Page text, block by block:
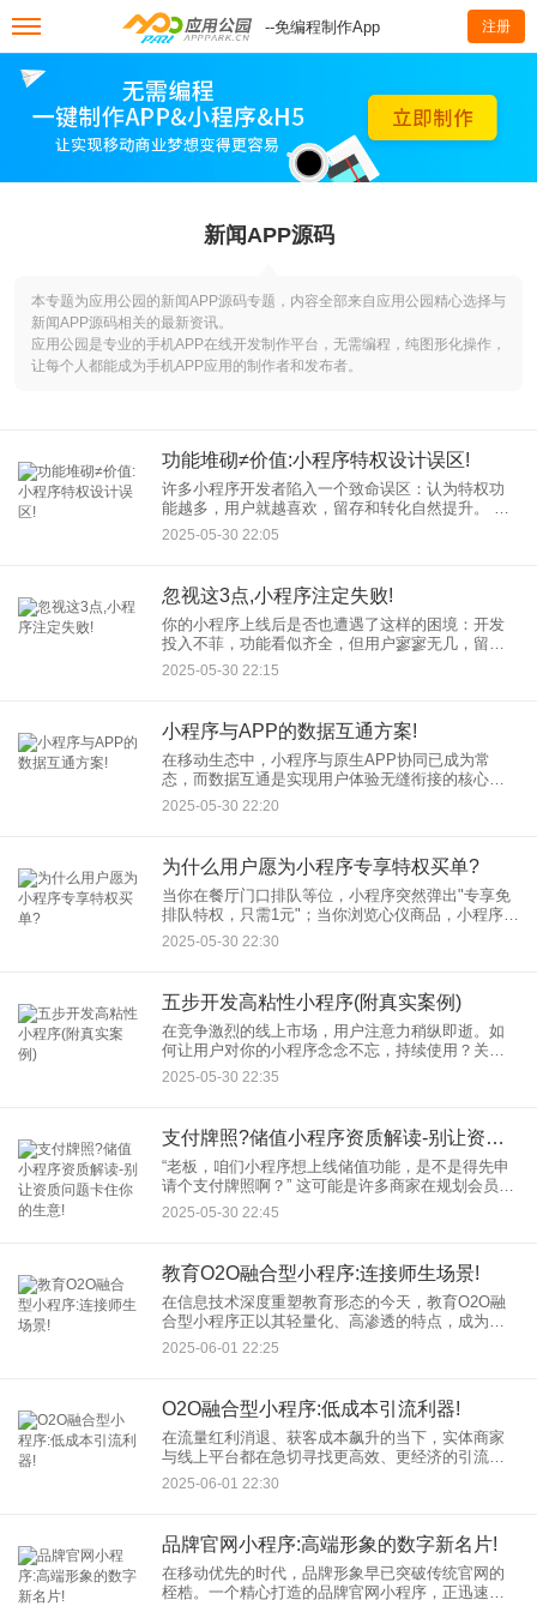
--免编程制作App 注册
新闻APP源码
本专题为应用公园的新闻APP源码专题，内容全部来自应用公园精心选择与
新闻APP源码相关的最新资讯。
应用公园是专业的手机APP在线开发制作平台，无需编程，纯图形化操作，
让每个人都能成为手机APP应用的制作者和发布者。
功能堆砌≠价值:小程序特权设计误区!
许多小程序开发者陷入一个致命误区：认为特权功
能越多，用户就越喜欢，留存和转化自然提升。 于
是，会员卡、专属折扣、优先体验、积分翻倍...功能
越加越多，效果却越来越差。问题出在哪？核心在
2025-05-30 22:05
忽视这3点,小程序注定失败!
你的小程序上线后是否也遭遇了这样的困境：开发
投入不菲，功能看似齐全，但用户寥寥无几，留存
惨淡，最终沦为“僵尸应用”？问题往往不在技术本
身，而是忽略了更关键的底层逻辑。忽视以下三
2025-05-30 22:15
小程序与APP的数据互通方案!
在移动生态中，小程序与原生APP协同已成为常
态，而数据互通是实现用户体验无缝衔接的核心挑
战。本文将深入探讨五种主流方案： 🔑 一、统一用
户身份体系（基础） OpenID绑定机制：利用微信
2025-05-30 22:20
为什么用户愿为小程序专享特权买单?
当你在餐厅门口排队等位，小程序突然弹出"专享免
排队特权，只需1元"；当你浏览心仪商品，小程序提
示"会员专享价直降50元"——这些小程序专享特权，
正悄然撬开用户的钱包。数据说话：某头部餐饮品
2025-05-30 22:30
五步开发高粘性小程序(附真实案例)
在竞争激烈的线上市场，用户注意力稍纵即逝。如
何让用户对你的小程序念念不忘，持续使用？关键
在于构建用户粘性。遵循以下五步科学方法论，结
合已验证的成功小程序案例，打造真正留住用户的
2025-05-30 22:35
支付牌照?储值小程序资质解读-别让资质问题卡住你的生意!
“老板，咱们小程序想上线储值功能，是不是得先申
请个支付牌照啊？” 这可能是许多商家在规划会员储
值体系时，最常陷入的误区之一。支付牌照（也叫
《支付业务许可证》）由国家央行颁发，监管的是
2025-05-30 22:45
教育O2O融合型小程序:连接师生场景!
在信息技术深度重塑教育形态的今天，教育O2O融
合型小程序正以其轻量化、高渗透的特点，成为连
接线上（Online）资源与线下（Offline）教学场景的
关键纽带，为师生搭建起前所未有的高效互动桥
2025-06-01 22:25
O2O融合型小程序:低成本引流利器!
在流量红利消退、获客成本飙升的当下，实体商家
与线上平台都在急切寻找更高效、更经济的引流方
式。O2O融合型小程序，正以其独特的“线上线下无
缝衔接”能力，成为商家突破流量困境、实现低成本
2025-06-01 22:30
品牌官网小程序:高端形象的数字新名片!
在移动优先的时代，品牌形象早已突破传统官网的
桎梏。一个精心打造的品牌官网小程序，正迅速成